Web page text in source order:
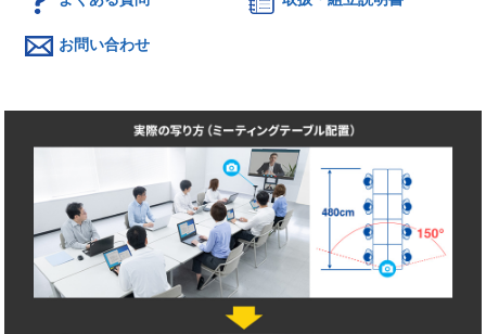
お問い合わせ